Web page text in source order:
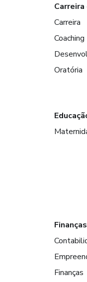
Carreira
Coaching
Oratória
Finanças